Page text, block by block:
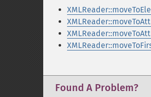
Found A Problem?